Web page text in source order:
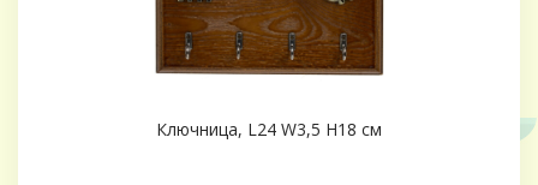
Ключница, L24 W3,5 H18 см